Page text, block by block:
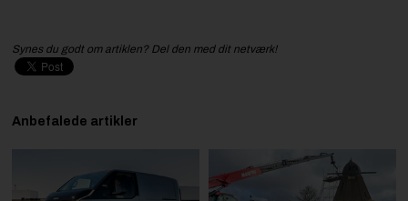
Synes du godt om artiklen? Del den med dit netværk!
Anbefalede artikler